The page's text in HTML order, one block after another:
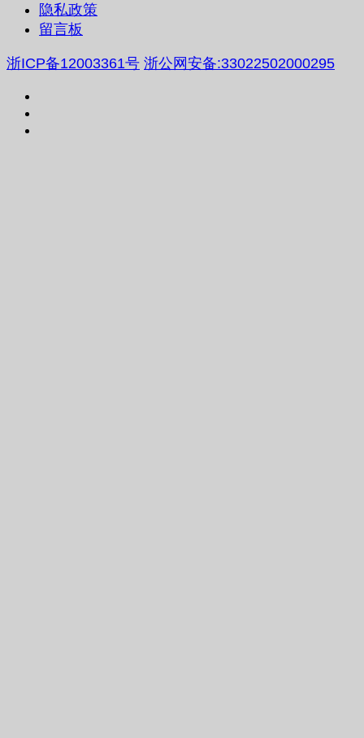
隐私政策
留言板
浙ICP备12003361号 浙公网安备:33022502000295